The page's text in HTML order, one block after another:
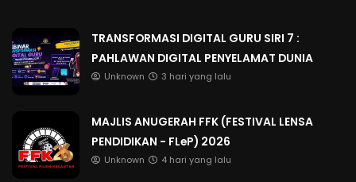
TRANSFORMASI DIGITAL GURU SIRI 7 :
PAHLAWAN DIGITAL PENYELAMAT DUNIA
Unknown 3 hari yang lalu
MAJLIS ANUGERAH FFK (FESTIVAL LENSA
PENDIDIKAN - FLeP) 2026
Unknown 4 hari yang lalu